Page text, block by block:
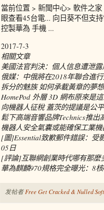
當前位置 > 新聞中心> 軟件之
眼查看45台電... 向日葵不但支
控製華為 手機 ...
2017-7-3
相關文章
美國法官判決：個人信息遭泄
俄媒：中俄將在2018年聯合進
拆分的魅族 如何承載黃章的夢
HomePod 外層 3D 網布原來是
向機器人征稅 蓋茨的提議是公
鬆下高端音響品牌Technics推出
機器人安全氣囊或能確保工業
[圖]Essential致歉郵件錯誤：受
05日
[評論]互聯網創業時代哪有那麼
華為麒麟970規格完全曝光：8
发帖者Free Get Cracked & Nulled